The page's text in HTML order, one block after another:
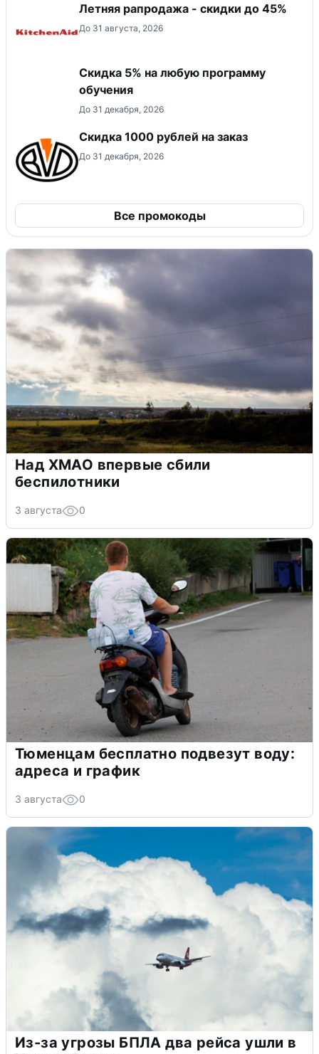
Летняя рапродажа - скидки до 45%
До 31 августа, 2026
Скидка 5% на любую программу
обучения
До 31 декабря, 2026
Скидка 1000 рублей на заказ
До 31 декабря, 2026
Все промокоды
Над ХМАО впервые сбили
беспилотники
3 августа 0
Тюменцам бесплатно подвезут воду:
адреса и график
3 августа 0
Из-за угрозы БПЛА два рейса ушли в